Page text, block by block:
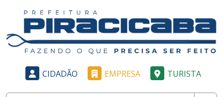
CIDADÃO EMPRESA TURISTA